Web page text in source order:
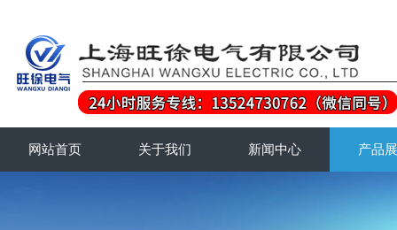
网站首页 关于我们 新闻中心 产品